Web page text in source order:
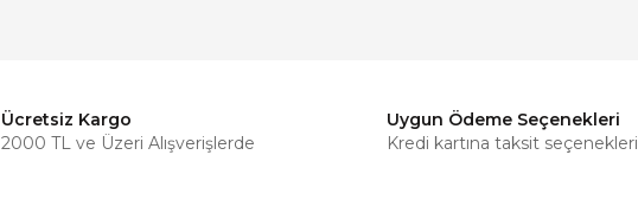
Bu ürüne ilk yorumu siz yapın!
Ücretsiz Kargo
2000 TL ve Üzeri Alışverişlerde
Uygun Ödeme Seçenekleri
Kredi kartına taksit seçenekleri